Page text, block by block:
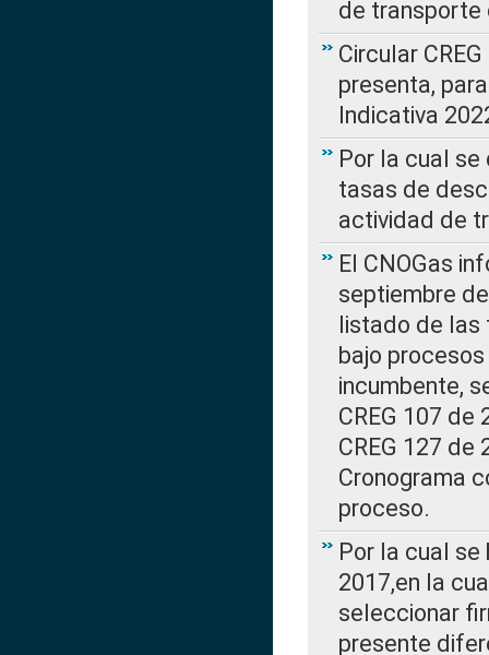
de transporte
Circular
presenta,
Indicativa
Por la cual
tasas de
actividad de
El CNOGas
septiembre
listado de las
bajo
incumbente,
CREG 107
CREG 127 de
Cronograma
proceso.
Por la cual se
2017,en la
seleccionar
presente